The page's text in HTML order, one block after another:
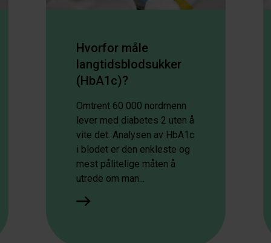
Hvorfor måle
langtidsblodsukker
(HbA1c)?
Omtrent 60 000 nordmenn
lever med diabetes 2 uten å
vite det. Analysen av HbA1c
i blodet er den enkleste og
mest pålitelige måten å
utrede om man...